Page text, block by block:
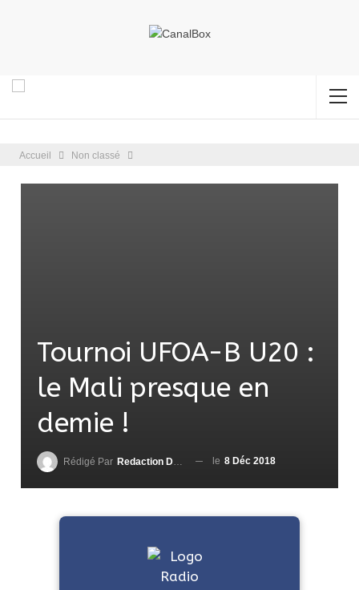
Accueil Non classé
Tournoi UFOA-B U20 :
le Mali presque en
demie !
Rédigé Par Redaction DjenaSport le 8 Déc 2018